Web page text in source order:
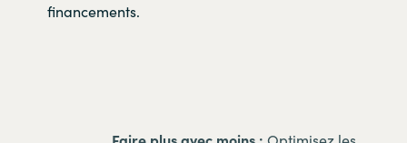
financements.
Faire plus avec moins : Optimisez les